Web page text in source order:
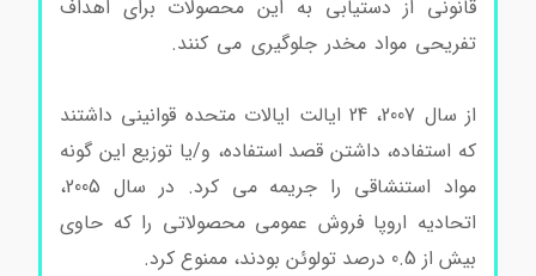
قانونی از دستیابی به این محصولات برای اهداف
تفریحی مواد مخدر جلوگیری می کنند.خرید و فروش
از سال 2007، 24 ایالت ایالات متحده قوانینی داشتند
که استفاده، داشتن قصد استفاده، و/یا توزیع این گونه
مواد استنشاقی را جریمه می کرد. در سال 2005،
اتحادیه اروپا فروش عمومی محصولاتی را که حاوی
بیش از 0.5 درصد تولوئن بودند، ممنوع کرد.